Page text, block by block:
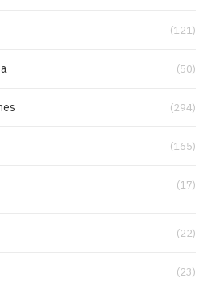
(121)
(50)
(294)
(165)
(17)
(22)
(23)